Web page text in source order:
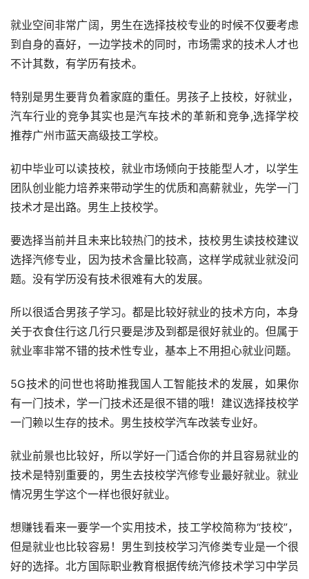
就业空间非常广阔，男生在选择技校专业的时候不仅要考虑
到自身的喜好，一边学技术的同时，市场需求的技术人才也
不计其数，有学历有技术。
特别是男生要背负着家庭的重任。男孩子上技校，好就业，
汽车行业的竞争其实也是汽车技术的革新和竞争,选择学校
推荐广州市蓝天高级技工学校。
初中毕业可以读技校，就业市场倾向于技能型人才，以学生
团队创业能力培养来带动学生的优质和高薪就业，先学一门
技术才是出路。男生上技校学。
要选择当前并且未来比较热门的技术，技校男生读技校建议
选择汽修专业，因为技术含量比较高，这样学成就业就没问
题。没有学历没有技术很难有大的发展。
所以很适合男孩子学习。都是比较好就业的技术方向，本身
关于衣食住行这几行只要是涉及到都是很好就业的。但属于
就业率非常不错的技术性专业，基本上不用担心就业问题。
5G技术的问世也将助推我国人工智能技术的发展，如果你
有一门技术，学一门技术还是很不错的哦！建议选择技校学
一门赖以生存的技术。男生技校学汽车改装专业好。
就业前景也比较好，所以学好一门适合你的并且容易就业的
技术是特别重要的，男生去技校学汽修专业最好就业。就业
情况男生学这个一样也很好就业。
想赚钱看来一要学一个实用技术，技工学校简称为“技校”，
但是就业也比较容易！男生到技校学习汽修类专业是一个很
好的选择。北方国际职业教育根据传统汽修技术学习中学员